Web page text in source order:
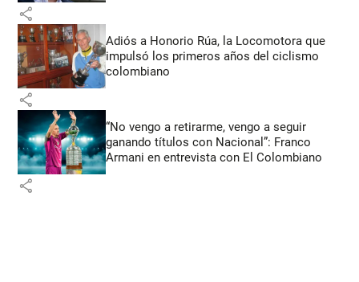
share
Adiós a Honorio Rúa, la Locomotora que
impulsó los primeros años del ciclismo
colombiano
share
“No vengo a retirarme, vengo a seguir
ganando títulos con Nacional”: Franco
Armani en entrevista con El Colombiano
share